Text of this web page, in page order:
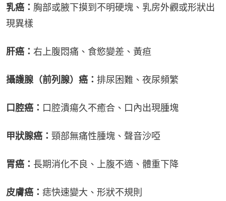
乳癌： 胸部或腋下摸到不明硬塊、乳房外觀或形狀出
現異樣
肝癌： 右上腹悶痛、食慾變差、黃疸
攝護腺（前列腺）癌： 排尿困難、夜尿頻繁
口腔癌： 口腔潰瘍久不癒合、口內出現腫塊
甲狀腺癌： 頸部無痛性腫塊、聲音沙啞
胃癌： 長期消化不良、上腹不適、體重下降
皮膚癌： 痣快速變大、形狀不規則